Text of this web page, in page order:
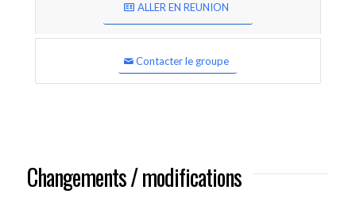
ALLER EN REUNION
Contacter le groupe
Changements / modifications